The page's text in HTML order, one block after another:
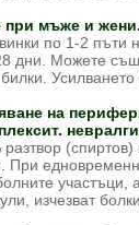
при мъже и жени.
по 1-2 пъти
дни. Можете
на
разтвор
При
изчезват